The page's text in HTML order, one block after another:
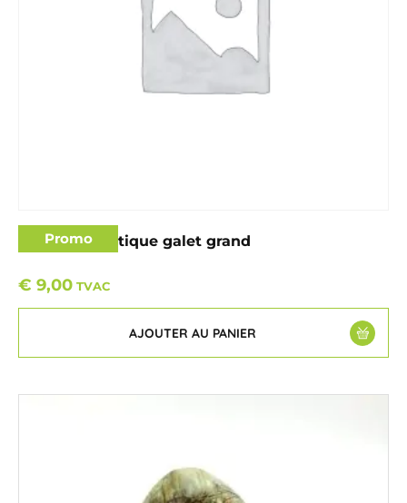
Promo
Opale dendritique galet grand
€ 9,00 TVAC
AJOUTER AU PANIER